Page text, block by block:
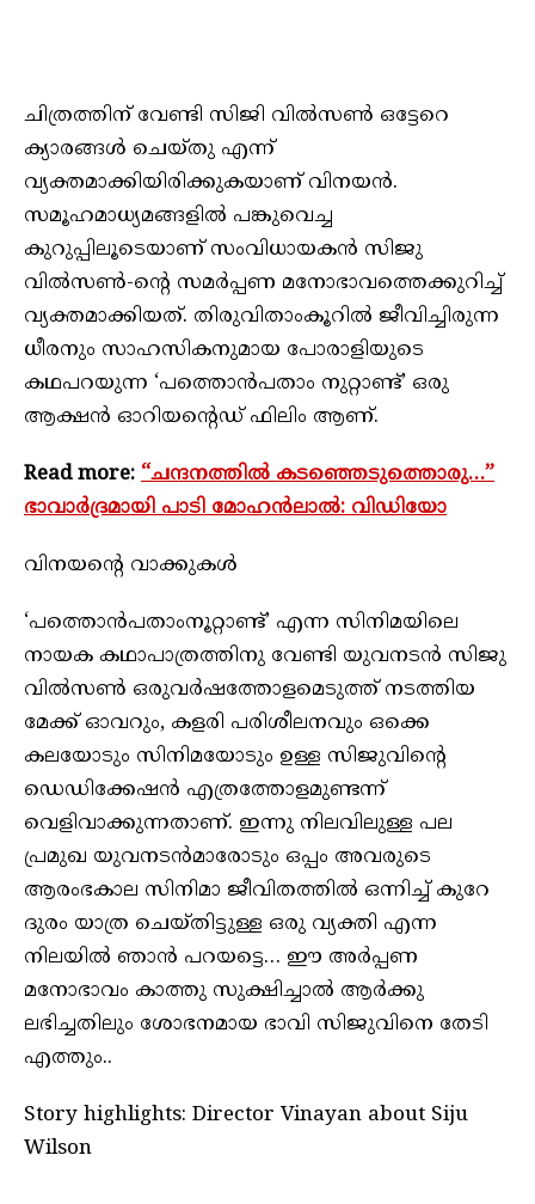
ചിത്രത്തിന് വേണ്ടി സിജി വില്‍സണ്‍ ഒട്ടേറെ
ക്യാരങ്ങള്‍ ചെയ്തു എന്ന്
വ്യക്തമാക്കിയിരിക്കുകയാണ് വിനയന്‍.
സമൂഹമാധ്യമങ്ങളില്‍ പങ്കുവെച്ച
കുറുപ്പിലൂടെയാണ് സംവിധായകന്‍ സിജു
വില്‍സണ്‍-ന്റെ സമര്‍പ്പണ മനോഭാവത്തെക്കുറിച്ച്
വ്യക്തമാക്കിയത്. തിരുവിതാംകൂറില്‍ ജീവിച്ചിരുന്ന
ധീരനും സാഹസികനുമായ പോരാളിയുടെ
കഥപറയുന്ന ‘പത്തൊന്‍പതാം നുറ്റാണ്ട്’ ഒരു
ആക്ഷന്‍ ഓറിയന്റെഡ് ഫിലിം ആണ്.
Read more: “ചന്ദനത്തില്‍ കടഞ്ഞെടുത്തൊരു…”
ഭാവാര്‍ദ്രമായി പാടി മോഹന്‍ലാല്‍: വിഡിയോ
വിനയന്റെ വാക്കുകള്‍
‘പത്തൊന്‍പതാംനൂറ്റാണ്ട്’ എന്ന സിനിമയിലെ
നായക കഥാപാത്രത്തിനു വേണ്ടി യുവനടന്‍ സിജു
വില്‍സണ്‍ ഒരുവര്‍ഷത്തോളമെടുത്ത് നടത്തിയ
മേക്ക് ഓവറും, കളരി പരിശീലനവും ഒക്കെ
കലയോടും സിനിമയോടും ഉള്ള സിജുവിന്റെ
ഡെഡിക്കേഷന്‍ എത്രത്തോളമുണ്ടന്ന്
വെളിവാക്കുന്നതാണ്. ഇന്നു നിലവിലുള്ള പല
പ്രമുഖ യുവനടന്‍മാരോടും ഒപ്പം അവരുടെ
ആരംഭകാല സിനിമാ ജീവിതത്തില്‍ ഒന്നിച്ച് കുറേ
ദുരം യാത്ര ചെയ്തിട്ടുള്ള ഒരു വ്യക്തി എന്ന
നിലയില്‍ ഞാന്‍ പറയട്ടെ… ഈ അര്‍പ്പണ
മനോഭാവം കാത്തു സുക്ഷിച്ചാല്‍ ആര്‍ക്കു
ലഭിച്ചതിലും ശോഭനമായ ഭാവി സിജുവിനെ തേടി
എത്തും..
Story highlights: Director Vinayan about Siju
Wilson